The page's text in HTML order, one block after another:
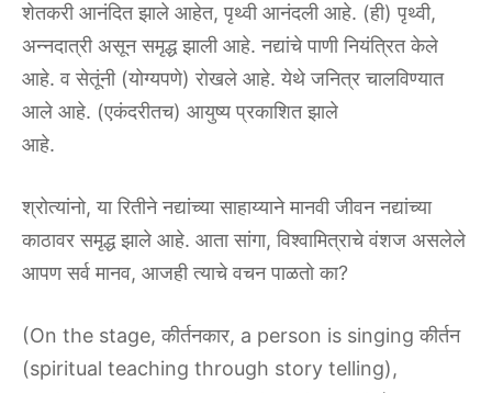
शेतकरी आनंदित झाले आहेत, पृथ्वी आनंदली आहे. (ही) पृथ्वी,
अन्नदात्री असून समृद्ध झाली आहे. नद्यांचे पाणी नियंत्रित केले
आहे. व सेतूंनी (योग्यपणे) रोखले आहे. येथे जनित्र चालविण्यात
आले आहे. (एकंदरीतच) आयुष्य प्रकाशित झाले
आहे.
श्रोत्यांनो, या रितीने नद्यांच्या साहाय्याने मानवी जीवन नद्यांच्या
काठावर समृद्ध झाले आहे. आता सांगा, विश्वामित्राचे वंशज असलेले
आपण सर्व मानव, आजही त्याचे वचन पाळतो का?
(On the stage, कीर्तनकार, a person is singing कीर्तन
(spiritual teaching through story telling),